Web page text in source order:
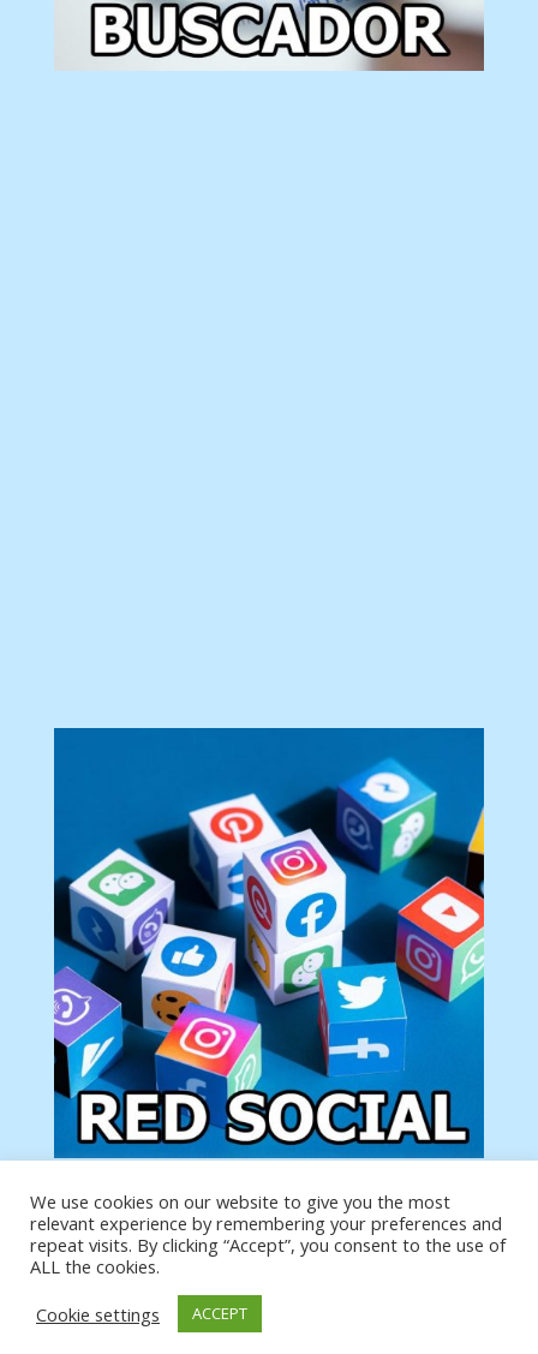
Tu anuncio va aquí
Podemos poner tu anuncio aquí con un link de tu
producto o página
We use cookies on our website to give you the most
relevant experience by remembering your preferences and
repeat visits. By clicking “Accept”, you consent to the use of
ALL the cookies.
Cookie settings
ACCEPT
https://analytics.google.com/analytics/web/?